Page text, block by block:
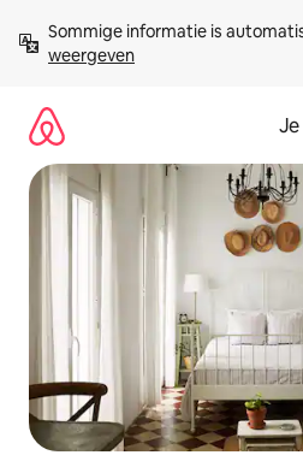
direct
naar
Sommige informatie is
weergeven